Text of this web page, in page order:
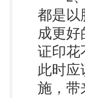
都是以
成更
证印花
此时
施，带